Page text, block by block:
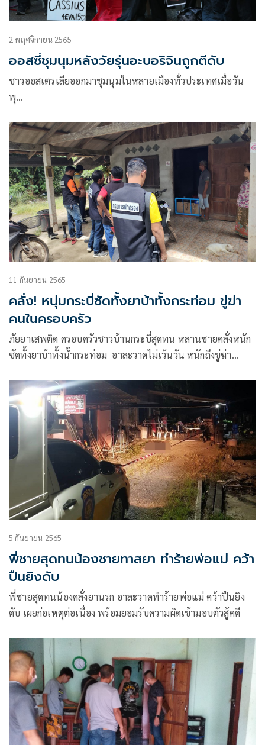
2 พฤศจิกายน 2565
ออสซี่ชุมนุมหลังวัยรุ่นอะบอริจินถูกตีดับ
ชาวออสเตรเลียออกมาชุมนุมในหลายเมืองทั่วประเทศเมื่อวัน
พุ…
11 กันยายน 2565
คลั่ง! หนุ่มกระบี่ซัดทั้งยาบ้าทั้งกระท่อม ขู่ฆ่า
คนในครอบครัว
ภัยยาเสพติด ครอบครัวชาวบ้านกระบี่สุดทน หลานชายคลั่งหนัก
ซัดทั้งยาบ้าทั้งน้ำกระท่อม อาละวาดไม่เว้นวัน หนักถึงขู่ฆ่า
5 กันยายน 2565
พี่ชายสุดทนน้องชายทาสยา ทำร้ายพ่อแม่ คว้า
ปืนยิงดับ
พี่ชายสุดทนน้องคลั่งยานรก อาละวาดทำร้ายพ่อแม่ คว้าปืนยิง
ดับ เผยก่อเหตุต่อเนื่อง พร้อมยอมรับความผิดเข้ามอบตัวสู้คดี